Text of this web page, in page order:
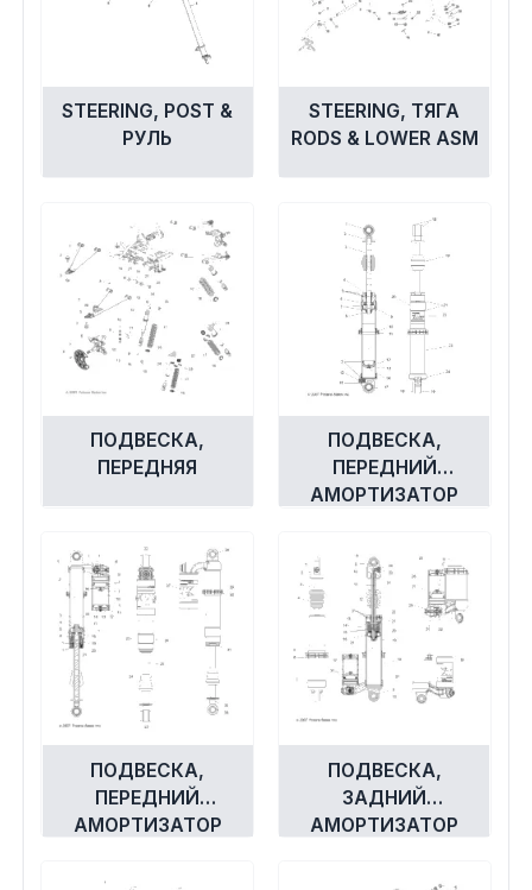
STEERING, POST &
РУЛЬ
STEERING, ТЯГА
RODS & LOWER ASM
ПОДВЕСКА,
ПЕРЕДНЯЯ
ПОДВЕСКА,
ПЕРЕДНИЙ
АМОРТИЗАТОР
ПОДВЕСКА,
ПЕРЕДНИЙ
АМОРТИЗАТОР
ПОДВЕСКА,
ЗАДНИЙ
АМОРТИЗАТОР